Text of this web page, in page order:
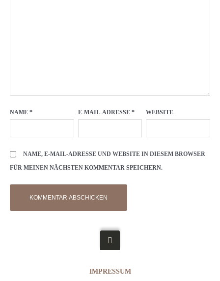
NAME * E-MAIL-ADRESSE * WEBSITE
NAME, E-MAIL-ADRESSE UND WEBSITE IN DIESEM BROWSER
FÜR MEINEN NÄCHSTEN KOMMENTAR SPEICHERN.
IMPRESSUM